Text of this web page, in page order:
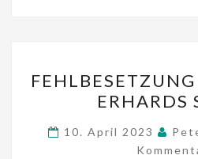
ERHARDS
10. April 2023